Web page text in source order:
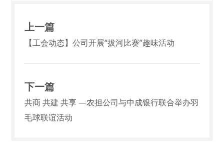
上一篇
【工会动态】公司开展“拔河比赛”趣味活动
下一篇
共商 共建 共享 —农担公司与中成银行联合举办羽
毛球联谊活动